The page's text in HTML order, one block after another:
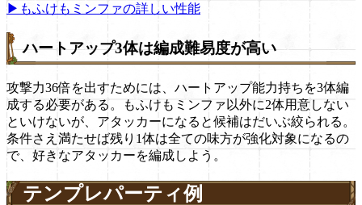
▶もふけもミンファの詳しい性能
ハートアップ3体は編成難易度が高い
攻撃力36倍を出すためには、ハートアップ能力持ちを3体編
成する必要がある。もふけもミンファ以外に2体用意しない
といけないが、アタッカーになると候補はだいぶ絞られる。
条件さえ満たせば残り1体は全ての味方が強化対象になるの
で、好きなアタッカーを編成しよう。
テンプレパーティ例